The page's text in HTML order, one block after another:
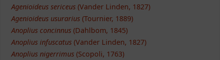
Agenioideus sericeus(Vander Linden, 1827)
Agenioideus usurarius (Tournier, 1889)
Anoplius concinnus(Dahlbom, 1845)
Anoplius infuscatus (Vander Linden, 1827)
Anoplius nigerrimus (Scopoli, 1763)